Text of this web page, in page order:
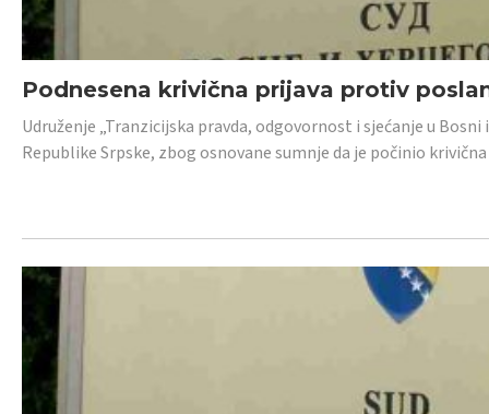
Podnesena krivična prijava protiv
Udruženje „Tranzicijska pravda, odgovornost i sjećanje u
Republike Srpske, zbog osnovane sumnje da je počinio